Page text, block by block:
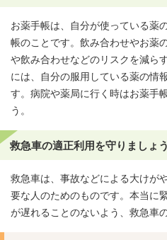
お薬手帳は、自分が使っている薬
帳のことです。飲み合わせやお薬
や飲み合わせなどのリスクを減ら
には、自分の服用している薬の情
す。病院や薬局に行く時はお薬手
う。
救急車の適正利用を守りましょう
救急車は、事故などによる大けが
要な人のためのものです。本当に
が遅れることのないよう、救急車